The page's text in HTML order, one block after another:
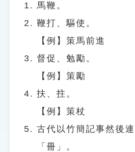
馬鞭。
鞭打、驅使。
【例】策馬前進
督促、勉勵。
【例】策勵
扶、拄。
【例】策杖
古代以竹簡記事然後
「冊」。